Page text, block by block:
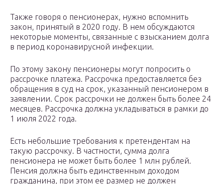
Также говоря о пенсионерах, нужно вспомнить
закон, принятый в 2020 году. В нем обсуждаются
некоторые моменты, связанные с взысканием долга
в период коронавирусной инфекции.
По этому закону пенсионеры могут попросить о
рассрочке платежа. Рассрочка предоставляется без
обращения в суд на срок, указанный пенсионером в
заявлении. Срок рассрочки не должен быть более 24
месяцев. Рассрочка должна укладываться в рамки до
1 июля 2022 года.
Есть небольшие требования к претендентам на
такую рассрочку. В частности, сумма долга
пенсионера не может быть более 1 млн рублей.
Пенсия должна быть единственным доходом
гражданина, при этом ее размер не должен